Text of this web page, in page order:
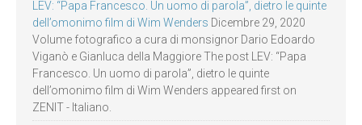
LEV: “Papa Francesco. Un uomo di parola”, dietro le quinte
dell’omonimo film di Wim Wenders Dicembre 29, 2020
Volume fotografico a cura di monsignor Dario Edoardo
Viganò e Gianluca della Maggiore The post LEV: “Papa
Francesco. Un uomo di parola”, dietro le quinte
dell’omonimo film di Wim Wenders appeared first on
ZENIT - Italiano.